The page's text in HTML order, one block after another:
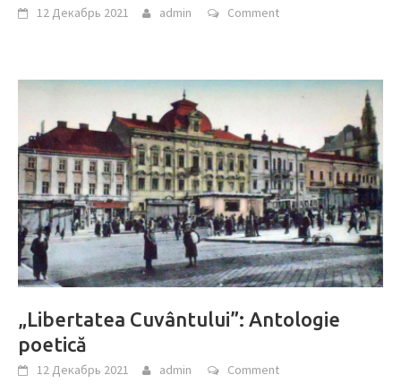
12 Декабрь 2021 admin Comment
„Libertatea Cuvântului”: Antologie
poetică
12 Декабрь 2021 admin Comment